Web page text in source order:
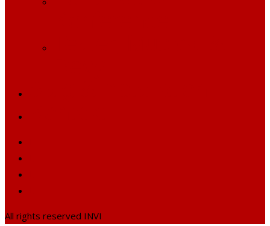
All rights reserved INVI